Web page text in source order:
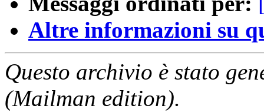
Altre informazioni su
Questo archivio è stato
(Mailman edition).